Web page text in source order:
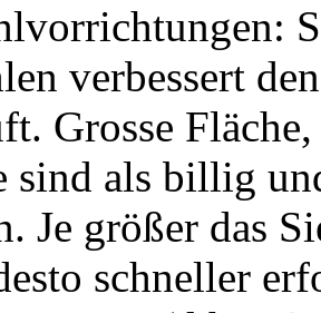
verbessert
Grosse
sind als billig
Je größer das
schneller